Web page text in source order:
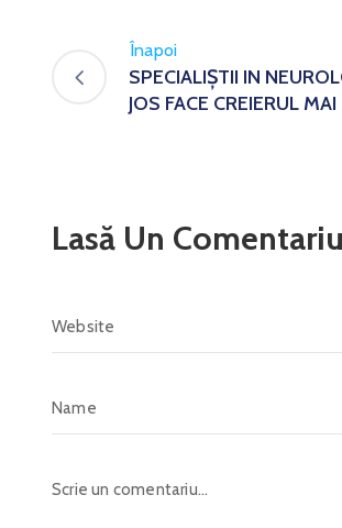
Înapoi
SPECIALIȘTII IN
JOS FACE CREIERUL
Lasă Un Comentariu